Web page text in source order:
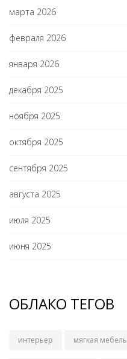
марта 2026
февраля 2026
января 2026
декабря 2025
ноября 2025
октября 2025
сентября 2025
августа 2025
июля 2025
июня 2025
ОБЛАКО ТЕГОВ
интерьер мягкая мебель